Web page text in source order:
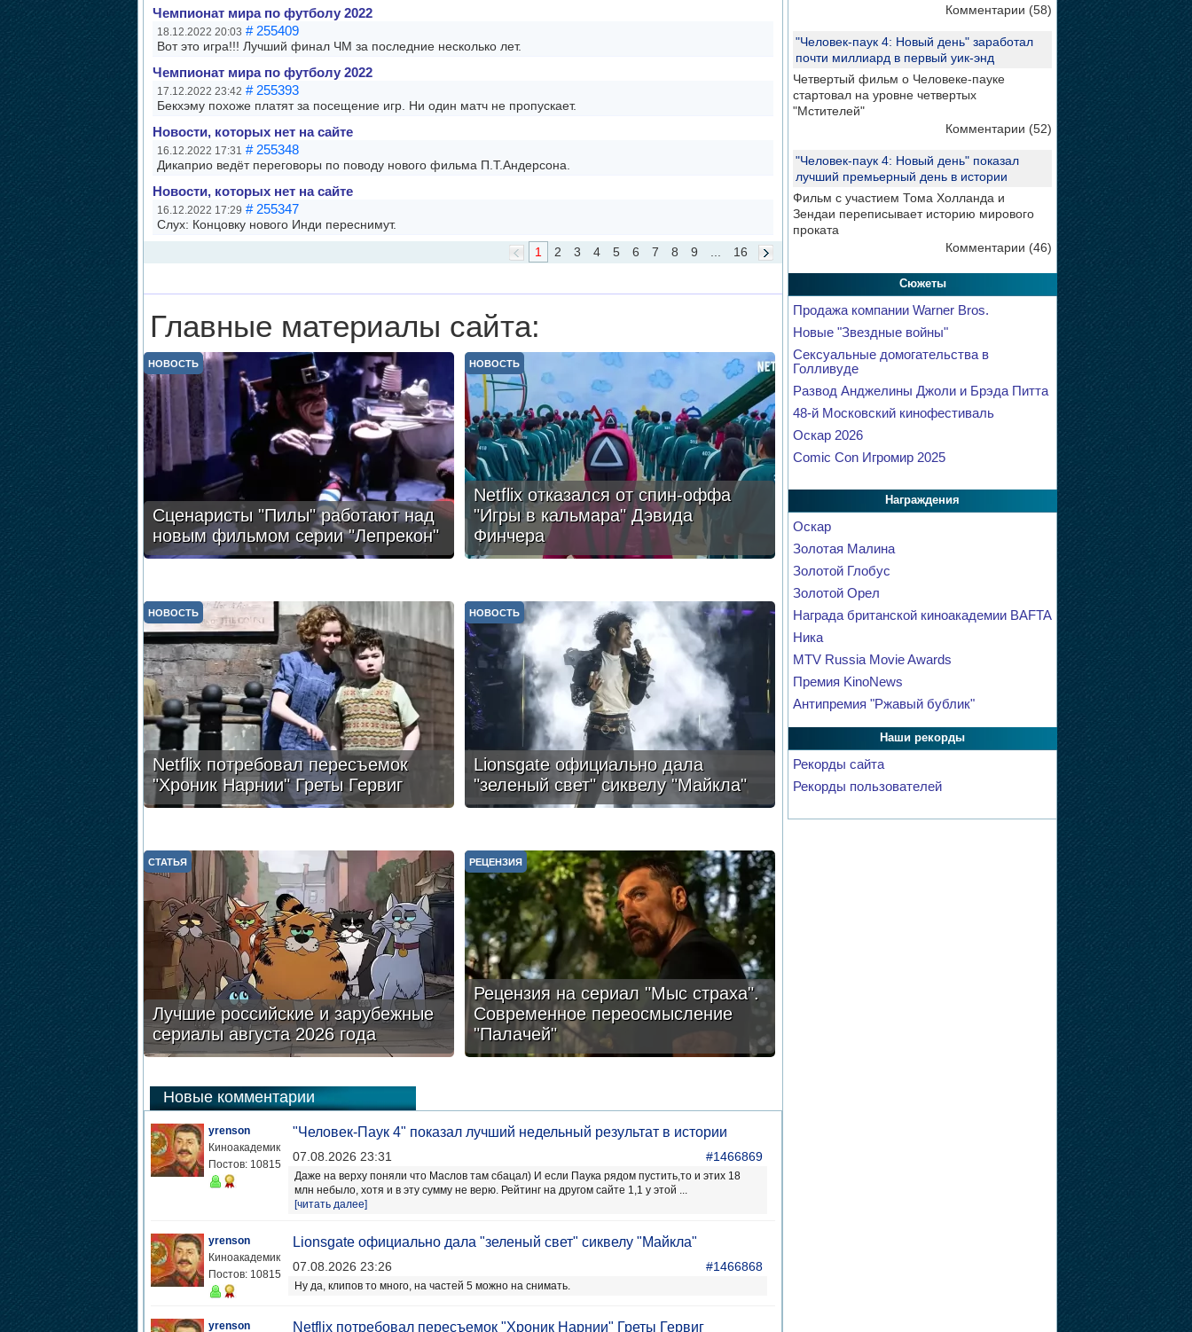
Чемпионат мира по футболу 2022
18.12.2022 20:03 # 255409
Вот это игра!!! Лучший финал ЧМ за последние несколько лет.
Чемпионат мира по футболу 2022
17.12.2022 23:42 # 255393
Бекхэму похоже платят за посещение игр. Ни один матч не пропускает.
Новости, которых нет на сайте
16.12.2022 17:31 # 255348
Дикаприо ведёт переговоры по поводу нового фильма П.Т.Андерсона.
Новости, которых нет на сайте
16.12.2022 17:29 # 255347
Слух: Концовку нового Инди переснимут.
16
9
8
7
6
5
4
3
2
1
Главные материалы сайта:
Сценаристы "Пилы" работают над
новым фильмом серии "Лепрекон"
НОВОСТЬ
Netflix отказался от спин-оффа
"Игры в кальмара" Дэвида
Финчера
НОВОСТЬ
Netflix потребовал пересъемок
"Хроник Нарнии" Греты Гервиг
НОВОСТЬ
Lionsgate официально дала
"зеленый свет" сиквелу "Майкла"
НОВОСТЬ
Лучшие российские и зарубежные
сериалы августа 2026 года
СТАТЬЯ
Рецензия на сериал "Мыс страха".
Современное переосмысление
"Палачей"
РЕЦЕНЗИЯ
Новые комментарии
yrenson
Киноакадемик
Постов: 10815
"Человек-Паук 4" показал лучший недельный результат в истории
07.08.2026 23:31 #1466869
Даже на верху поняли что Маслов там сбацал) И если Паука рядом пустить,то и этих 18
млн небыло, хотя и в эту сумму не верю. Рейтинг на другом сайте 1,1 у этой ...
[читать далее]
yrenson
Киноакадемик
Постов: 10815
Lionsgate официально дала "зеленый свет" сиквелу "Майкла"
07.08.2026 23:26 #1466868
Ну да, клипов то много, на частей 5 можно на снимать.
yrenson Netflix потребовал пересъемок "Хроник Нарнии" Греты Гервиг
Комментарии (58)
"Человек-паук 4: Новый день" заработал
почти миллиард в первый уик-энд
Четвертый фильм о Человеке-пауке
стартовал на уровне четвертых
"Мстителей"
Комментарии (52)
"Человек-паук 4: Новый день" показал
лучший премьерный день в истории
Фильм с участием Тома Холланда и
Зендаи переписывает историю мирового
проката
Комментарии (46)
Сюжеты
Продажа компании Warner Bros.
Новые "Звездные войны"
Сексуальные домогательства в
Голливуде
Развод Анджелины Джоли и Брэда Питта
48-й Московский кинофестиваль
Оскар 2026
Comic Con Игромир 2025
Награждения
Оскар
Золотая Малина
Золотой Глобус
Золотой Орел
Награда британской киноакадемии BAFTA
Ника
MTV Russia Movie Awards
Премия KinoNews
Антипремия "Ржавый бублик"
Наши рекорды
Рекорды сайта
Рекорды пользователей